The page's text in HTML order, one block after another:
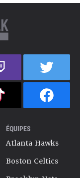
ÉQUIPES
Atlanta Hawks
Boston Celtics